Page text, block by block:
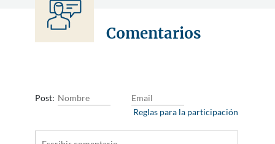
Comentarios
Post:
Reglas para la participación